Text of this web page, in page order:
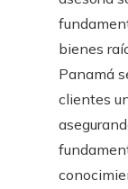
bienes
Panamá
clientes